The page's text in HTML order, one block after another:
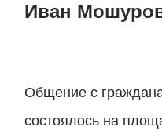
Иван
Общение с
состоялось на